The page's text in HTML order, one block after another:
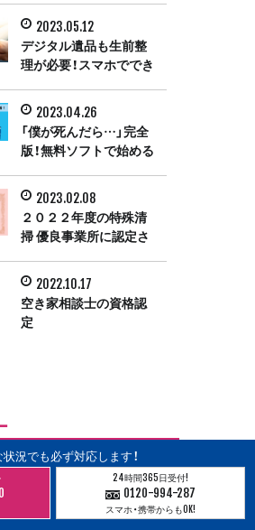
2023.05.12
デジタル遺品も生前整
理が必要！スマホででき
ぎ
2023.04.26
「僕が死んだら…」完全
版！無料ソフトで始める
2023.02.08
２０２２年度の特殊清
掃 優良事業所に認定さ
2022.10.17
空き家相談士の資格認
定
データ
状況でも必ず対応します！
24時間365日受付!
0120-994-287
スマホ・携帯からもOK!